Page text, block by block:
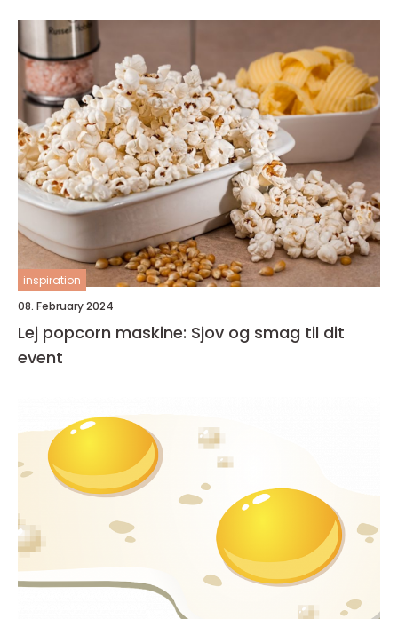
inspiration
08. February 2024
Lej popcorn maskine: Sjov og smag til dit
event